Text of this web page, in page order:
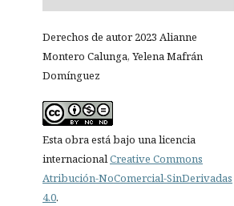
Derechos de autor 2023 Alianne
Montero Calunga, Yelena Mafrán
Domínguez
Esta obra está bajo una licencia
internacionalCreative Commons
Atribución-NoComercial-SinDerivadas
4.0.